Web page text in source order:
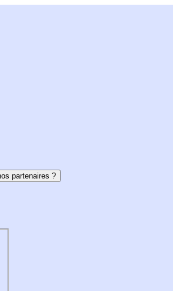
partenaires ?